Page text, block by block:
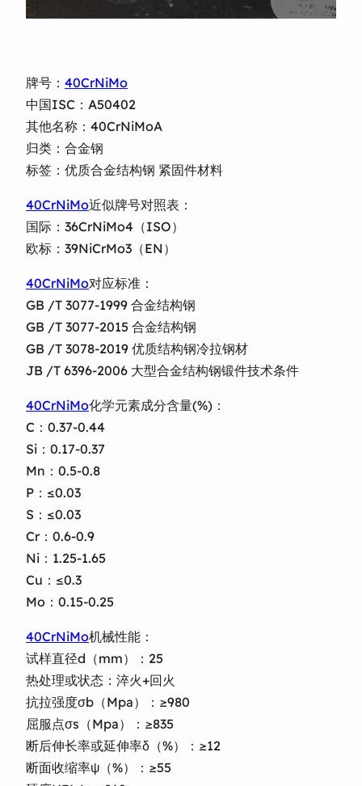
牌号： 40CrNiMo
中国ISC：A50402
其他名称：40CrNiMoA
归类：合金钢
标签：优质合金结构钢 紧固件材料
40CrNiMo近似牌号对照表：
国际：36CrNiMo4（ISO）
欧标：39NiCrMo3（EN）
40CrNiMo对应标准：
GB /T 3077-1999 合金结构钢
GB /T 3077-2015 合金结构钢
GB /T 3078-2019 优质结构钢冷拉钢材
JB /T 6396-2006 大型合金结构钢锻件技术条件
40CrNiMo化学元素成分含量(%)：
C：0.37-0.44
Si：0.17-0.37
Mn：0.5-0.8
P：≤0.03
S：≤0.03
Cr：0.6-0.9
Ni：1.25-1.65
Cu：≤0.3
Mo：0.15-0.25
40CrNiMo机械性能：
试样直径d（mm）：25
热处理或状态：淬火+回火
抗拉强度σb（Mpa）：≥980
屈服点σs（Mpa）：≥835
断后伸长率或延伸率δ（%）：≥12
断面收缩率ψ（%）：≥55